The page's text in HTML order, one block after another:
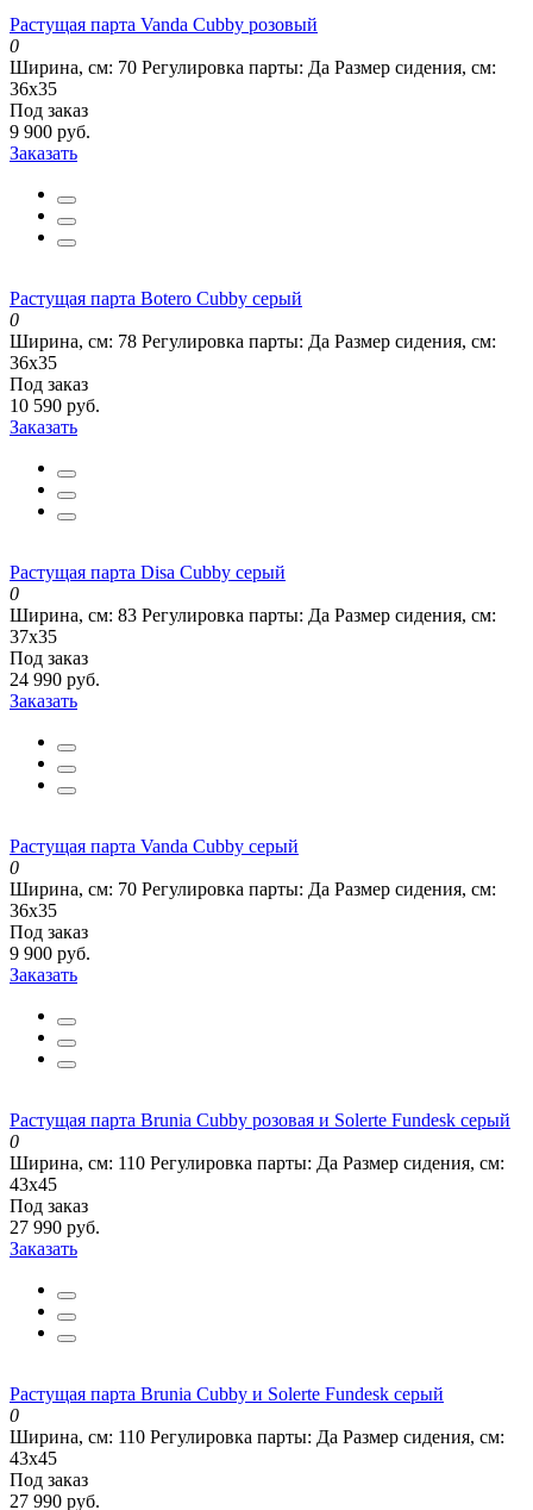
Растущая парта Vanda Cubby розовый
0
Ширина, см: 70 Регулировка парты: Да Размер сидения, см:
36х35
Под заказ
9 900 руб.
Заказать
Растущая парта Botero Cubby серый
0
Ширина, см: 78 Регулировка парты: Да Размер сидения, см:
36х35
Под заказ
10 590 руб.
Заказать
Растущая парта Disa Cubby серый
0
Ширина, см: 83 Регулировка парты: Да Размер сидения, см:
37х35
Под заказ
24 990 руб.
Заказать
Растущая парта Vanda Cubby серый
0
Ширина, см: 70 Регулировка парты: Да Размер сидения, см:
36х35
Под заказ
9 900 руб.
Заказать
Растущая парта Brunia Cubby розовая и Solerte Fundesk серый
0
Ширина, см: 110 Регулировка парты: Да Размер сидения, см:
43х45
Под заказ
27 990 руб.
Заказать
Растущая парта Brunia Cubby и Solerte Fundesk серый
0
Ширина, см: 110 Регулировка парты: Да Размер сидения, см:
43х45
Под заказ
27 990 руб.